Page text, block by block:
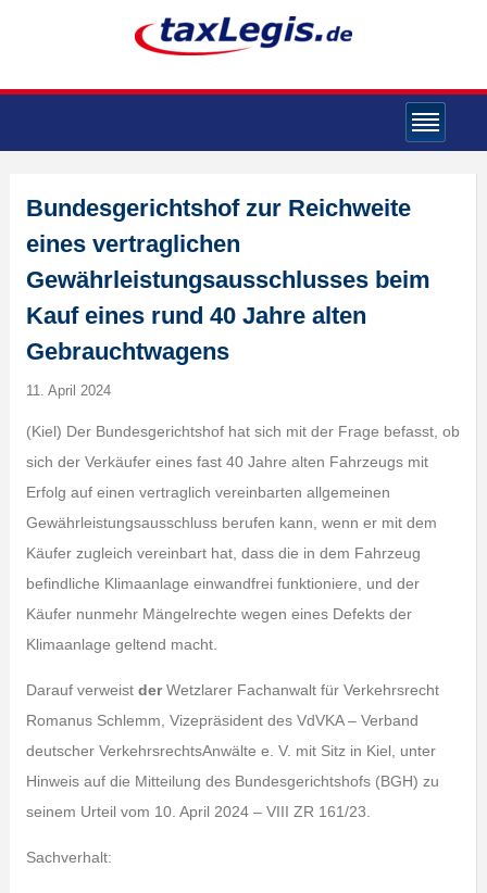
Bundesgerichtshof zur Reichweite
eines vertraglichen
Gewährleistungsausschlusses beim
Kauf eines rund 40 Jahre alten
Gebrauchtwagens
11. April 2024
(Kiel) Der Bundesgerichtshof hat sich mit der Frage befasst, ob
sich der Verkäufer eines fast 40 Jahre alten Fahrzeugs mit
Erfolg auf einen vertraglich vereinbarten allgemeinen
Gewährleistungsausschluss berufen kann, wenn er mit dem
Käufer zugleich vereinbart hat, dass die in dem Fahrzeug
befindliche Klimaanlage einwandfrei funktioniere, und der
Käufer nunmehr Mängelrechte wegen eines Defekts der
Klimaanlage geltend macht.
Darauf verweist derWetzlarer Fachanwalt für Verkehrsrecht
Romanus Schlemm, Vizepräsident des VdVKA – Verband
deutscher VerkehrsrechtsAnwälte e. V. mit Sitz in Kiel, unter
Hinweis auf die Mitteilung des Bundesgerichtshofs (BGH) zu
seinem Urteil vom 10. April 2024 – VIII ZR 161/23.
Sachverhalt: